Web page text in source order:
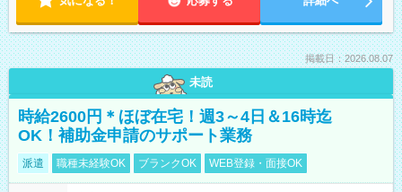
掲載日：2026.08.07
未読
時給2600円＊ほぼ在宅！週3～4日＆16時迄
OK！補助金申請のサポート業務
派遣 職種未経験OK ブランクOK WEB登録・面接OK